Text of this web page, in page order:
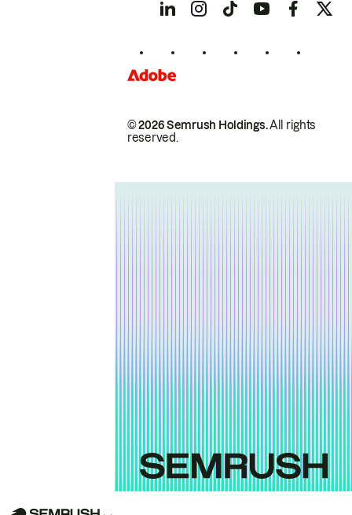
© 2026 Semrush Holdings.All rights
reserved.